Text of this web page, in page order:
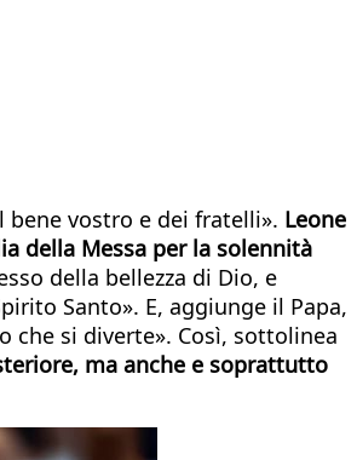
bene vostro e dei fratelli». Leone
della Messa per la solennità
della bellezza di Dio, e
Santo». E, aggiunge il Papa,
che si diverte». Così, sottolinea
ma anche e soprattutto